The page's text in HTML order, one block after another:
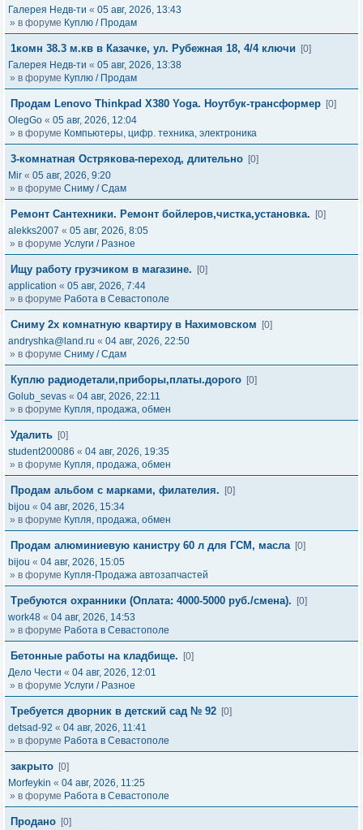
Галерея Недв-ти « 05 авг, 2026, 13:43
» в форуме Куплю / Продам
1комн 38.3 м.кв в Казачке, ул. Рубежная 18, 4/4 ключи
[0]
Галерея Недв-ти « 05 авг, 2026, 13:38
» в форуме Куплю / Продам
Продам Lenovo Thinkpad X380 Yoga. Ноутбук-трансформер [0]
OlegGo « 05 авг, 2026, 12:04
» в форуме Компьютеры, цифр. техника, электроника
3-комнатная Острякова-переход, длительно [0]
Mir « 05 авг, 2026, 9:20
» в форуме Сниму / Сдам
Ремонт Сантехники. Ремонт бойлеров,чистка,установка.
[0]
alekks2007 « 05 авг, 2026, 8:05
» в форуме Услуги / Разное
Ищу работу грузчиком в магазине.
[0]
application « 05 авг, 2026, 7:44
» в форуме Работа в Севастополе
Сниму 2х комнатную квартиру в Нахимовском
[0]
andryshka@land.ru « 04 авг, 2026, 22:50
» в форуме Сниму / Сдам
Куплю радиодетали,приборы,платы.дорого [0]
Golub_sevas « 04 авг, 2026, 22:11
» в форуме Купля, продажа, обмен
Удалить [0]
student200086 « 04 авг, 2026, 19:35
» в форуме Купля, продажа, обмен
Продам альбом с марками, филателия.
[0]
bijou « 04 авг, 2026, 15:34
» в форуме Купля, продажа, обмен
Продам алюминиевую канистру 60 л для ГСМ, масла [0]
bijou « 04 авг, 2026, 15:05
» в форуме Купля-Продажа автозапчастей
Требуются охранники (Оплата: 4000-5000 руб./смена).
[0]
work48 « 04 авг, 2026, 14:53
» в форуме Работа в Севастополе
Бетонные работы на кладбище.
[0]
Дело Чести « 04 авг, 2026, 12:01
» в форуме Услуги / Разное
Требуется дворник в детский сад № 92 [0]
detsad-92 « 04 авг, 2026, 11:41
» в форуме Работа в Севастополе
закрыто [0]
Morfeykin « 04 авг, 2026, 11:25
» в форуме Работа в Севастополе
Продано [0]